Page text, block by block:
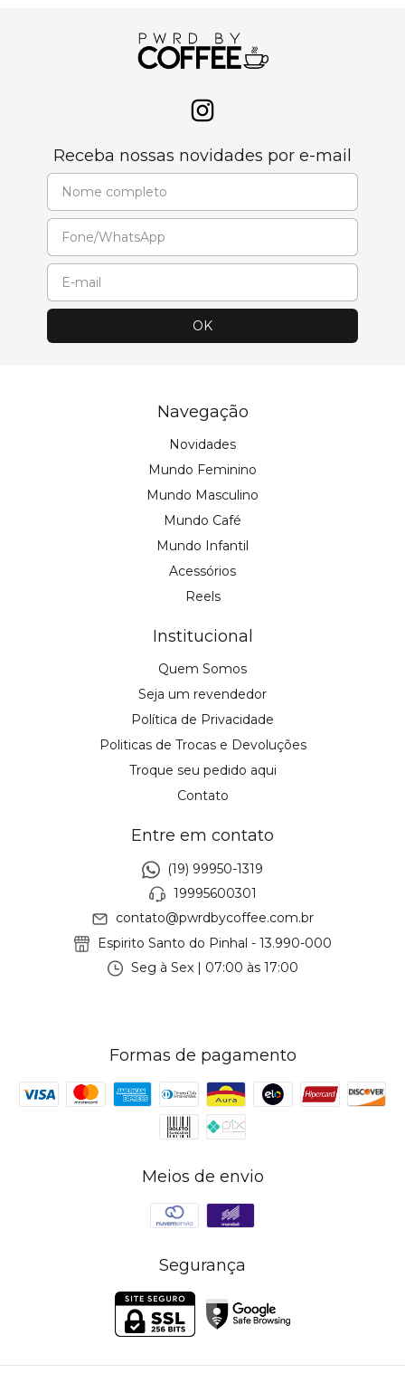
Receba nossas novidades por e-mail
Navegação
Novidades
Mundo Feminino
Mundo Masculino
Mundo Café
Mundo Infantil
Acessórios
Reels
Institucional
Quem Somos
Seja um revendedor
Política de Privacidade
Politicas de Trocas e Devoluções
Troque seu pedido aqui
Contato
Entre em contato
(19) 99950-1319
19995600301
contato@pwrdbycoffee.com.br
Espirito Santo do Pinhal - 13.990-000
Seg à Sex | 07:00 às 17:00
Formas de pagamento
Meios de envio
Segurança